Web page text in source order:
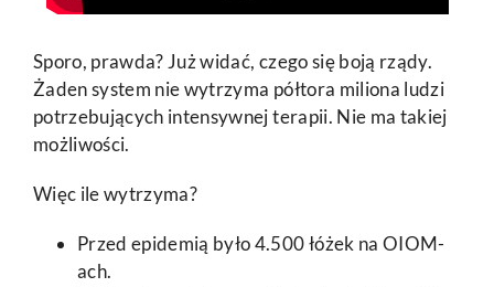
Sporo, prawda? Już widać, czego się boją rządy.
Żaden system nie wytrzyma półtora miliona ludzi
potrzebujących intensywnej terapii. Nie ma takiej
możliwości.
Więc ile wytrzyma?
Przed epidemią było 4.500 łóżek na OIOM-
ach.